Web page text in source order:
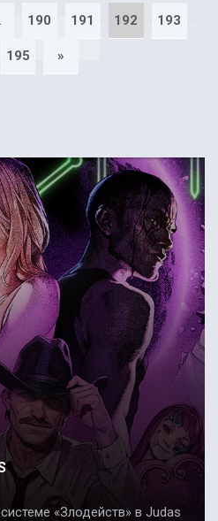
190 191 192 193
195 »
«Злодейств» в Judas